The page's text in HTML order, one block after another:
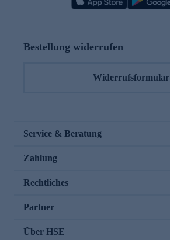
Bestellung widerrufen
Widerrufsformular
Service & Beratung
Zahlung
Rechtliches
Partner
Über HSE